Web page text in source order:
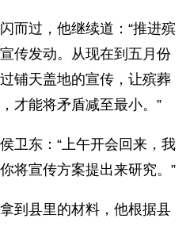
过，他继续道：“推进殡
传发动。从现在到五月份
铺天盖地的宣传，让殡葬
才能将矛盾减至最小。”
东：“上午开会回来，我
将宣传方案提出来研究。”
县里的材料，他根据县